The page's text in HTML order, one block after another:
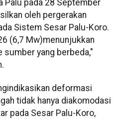
Palu pada 28 September
oleh pergerakan
Sistem Sesar Palu-Koro.
(6,7 Mw)menunjukkan
yang berbeda,"
deformasi
tidak hanya diakomodasi
pada Sesar Palu-Koro,